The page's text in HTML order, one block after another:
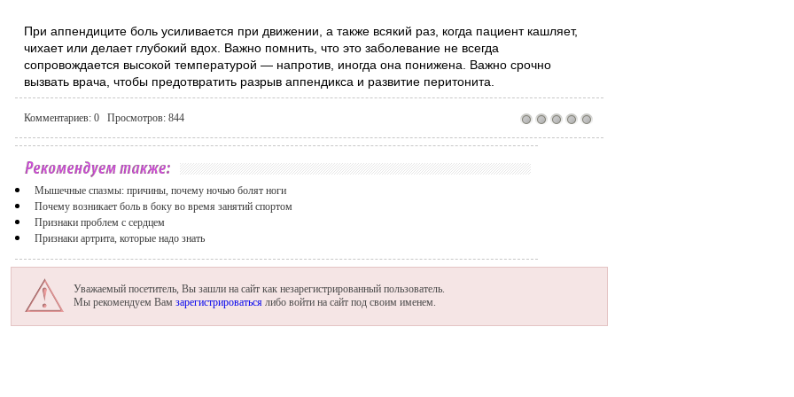
При аппендиците боль усиливается при движении, а также всякий раз, когда пациент кашляет,
чихает или делает глубокий вдох. Важно помнить, что это заболевание не всегда
сопровождается высокой температурой — напротив, иногда она понижена. Важно срочно
вызвать врача, чтобы предотвратить разрыв аппендикса и развитие перитонита.
Комментариев: 0 Просмотров: 844
Мышечные спазмы: причины, почему ночью болят ноги
Почему возникает боль в боку во время занятий спортом
Признаки проблем с сердцем
Признаки артрита, которые надо знать
Уважаемый посетитель, Вы зашли на сайт как незарегистрированный пользователь.
Мы рекомендуем Вам зарегистрироваться либо войти на сайт под своим именем.